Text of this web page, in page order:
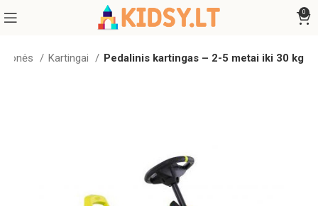
0
Kartingai Pedalinis kartingas – 2-5 metai iki 30 kg